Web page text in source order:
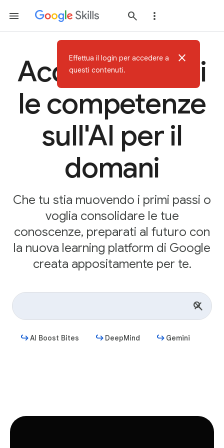
Acquisisci oggi
le competenze
sull'AI per il
domani
Che tu stia muovendo i primi passi o
voglia consolidare le tue
conoscenze, preparati al futuro con
la nuova learning platform di Google
creata appositamente per te.
AI Boost Bites DeepMind Gemini
Effettua il login per accedere a
questi contenuti.
close